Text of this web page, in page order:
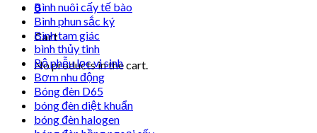
0
Cart
No products in the cart.
Bình nuôi cấy tế bào
Bình phun sắc ký
Bình tam giác
bình thủy tinh
Bộ phễu lọc vi sinh
Bơm nhu động
Bóng đèn D65
bóng đèn diệt khuẩn
bóng đèn halogen